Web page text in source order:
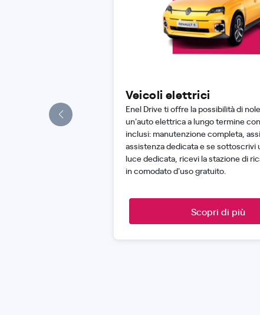
Veicoli elettrici
Enel Drive ti offre la possibilità di
un'auto elettrica a lungo termine
inclusi: manutenzione completa,
assistenza dedicata e se sottoscrivi
luce dedicata, ricevi la stazione di
in comodato d'uso gratuito.
Scopri di più